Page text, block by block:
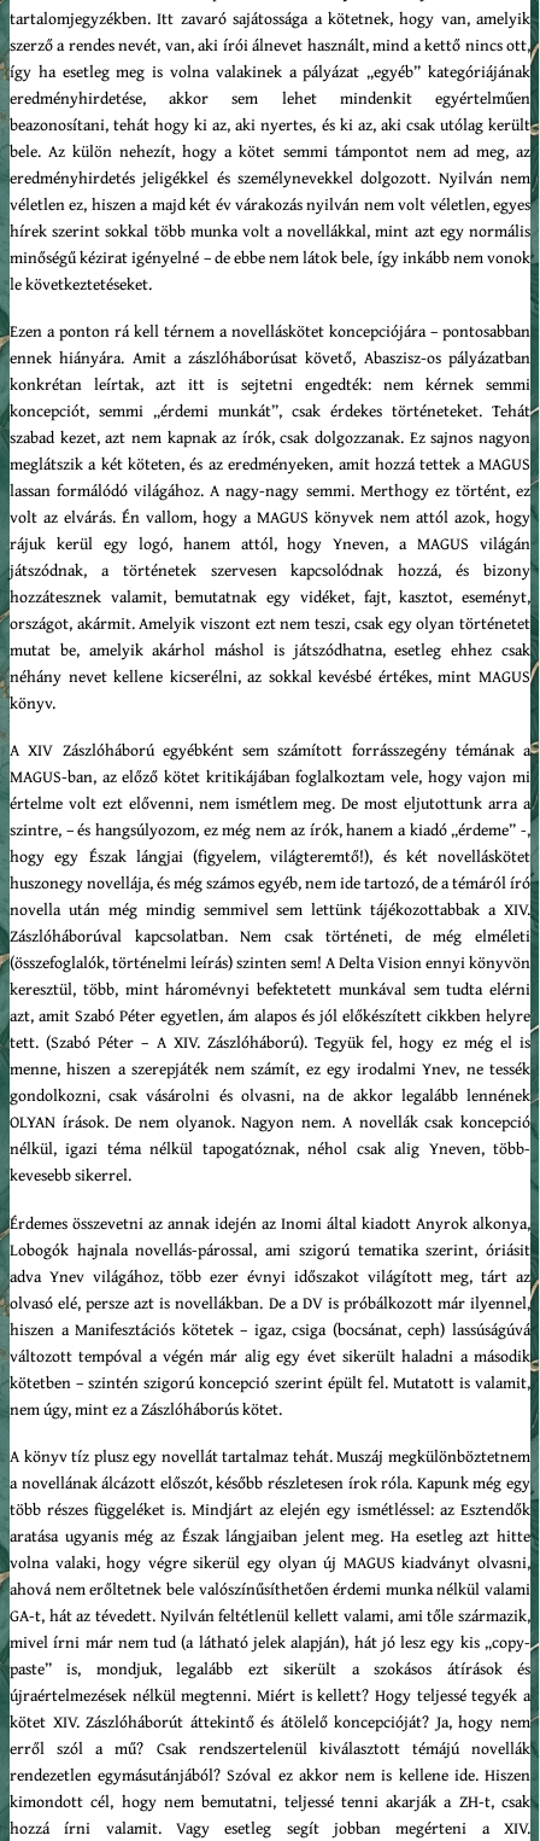
tartalomjegyzékben. Itt zavaró sajátossága a kötetnek, hogy van, amelyik
szerző a rendes nevét, van, aki írói álnevet használt, mind a kettő nincs ott,
így ha esetleg meg is volna valakinek a pályázat „egyéb” kategóriájának
eredményhirdetése, akkor sem lehet mindenkit egyértelműen
beazonosítani, tehát hogy ki az, aki nyertes, és ki az, aki csak utólag került
bele. Az külön nehezít, hogy a kötet semmi támpontot nem ad meg, az
eredményhirdetés jeligékkel és személynevekkel dolgozott. Nyilván nem
véletlen ez, hiszen a majd két év várakozás nyilván nem volt véletlen, egyes
hírek szerint sokkal több munka volt a novellákkal, mint azt egy normális
minőségű kézirat igényelné – de ebbe nem látok bele, így inkább nem vonok
le következtetéseket.
Ezen a ponton rá kell térnem a novelláskötet koncepciójára – pontosabban
ennek hiányára. Amit a zászlóháborúsat követő, Abaszisz-os pályázatban
konkrétan leírtak, azt itt is sejtetni engedték: nem kérnek semmi
koncepciót, semmi „érdemi munkát”, csak érdekes történeteket. Tehát
szabad kezet, azt nem kapnak az írók, csak dolgozzanak. Ez sajnos nagyon
meglátszik a két köteten, és az eredményeken, amit hozzá tettek a MAGUS
lassan formálódó világához. A nagy-nagy semmi. Merthogy ez történt, ez
volt az elvárás. Én vallom, hogy a MAGUS könyvek nem attól azok, hogy
rájuk kerül egy logó, hanem attól, hogy Yneven, a MAGUS világán
játszódnak, a történetek szervesen kapcsolódnak hozzá, és bizony
hozzátesznek valamit, bemutatnak egy vidéket, fajt, kasztot, eseményt,
országot, akármit. Amelyik viszont ezt nem teszi, csak egy olyan történetet
mutat be, amelyik akárhol máshol is játszódhatna, esetleg ehhez csak
néhány nevet kellene kicserélni, az sokkal kevésbé értékes, mint MAGUS
könyv.
A XIV Zászlóháború egyébként sem számított forrásszegény témának a
MAGUS-ban, az előző kötet kritikájában foglalkoztam vele, hogy vajon mi
értelme volt ezt elővenni, nem ismétlem meg. De most eljutottunk arra a
szintre, – és hangsúlyozom, ez még nem az írók, hanem a kiadó „érdeme” -,
hogy egy Észak lángjai (figyelem, világteremtő!), és két novelláskötet
huszonegy novellája, és még számos egyéb, nem ide tartozó, de a témáról író
novella után még mindig semmivel sem lettünk tájékozottabbak a XIV.
Zászlóháborúval kapcsolatban. Nem csak történeti, de még elméleti
(összefoglalók, történelmi leírás) szinten sem! A Delta Vision ennyi könyvön
keresztül, több, mint háromévnyi befektetett munkával sem tudta elérni
azt, amit Szabó Péter egyetlen, ám alapos és jól előkészített cikkben helyre
tett. (Szabó Péter – A XIV. Zászlóháború). Tegyük fel, hogy ez még el is
menne, hiszen a szerepjáték nem számít, ez egy irodalmi Ynev, ne tessék
gondolkozni, csak vásárolni és olvasni, na de akkor legalább lennének
OLYAN írások. De nem olyanok. Nagyon nem. A novellák csak koncepció
nélkül, igazi téma nélkül tapogatóznak, néhol csak alig Yneven, több-
kevesebb sikerrel.
Érdemes összevetni az annak idején az Inomi által kiadott Anyrok alkonya,
Lobogók hajnala novellás-párossal, ami szigorú tematika szerint, óriásit
adva Ynev világához, több ezer évnyi időszakot világított meg, tárt az
olvasó elé, persze azt is novellákban. De a DV is próbálkozott már ilyennel,
hiszen a Manifesztációs kötetek – igaz, csiga (bocsánat, ceph) lassúságúvá
változott tempóval a végén már alig egy évet sikerült haladni a második
kötetben – szintén szigorú koncepció szerint épült fel. Mutatott is valamit,
nem úgy, mint ez a Zászlóháborús kötet.
A könyv tíz plusz egy novellát tartalmaz tehát. Muszáj megkülönböztetnem
a novellának álcázott előszót, később részletesen írok róla. Kapunk még egy
több részes függeléket is. Mindjárt az elején egy ismétléssel: az Esztendők
aratása ugyanis még az Észak lángjaiban jelent meg. Ha esetleg azt hitte
volna valaki, hogy végre sikerül egy olyan új MAGUS kiadványt olvasni,
ahová nem erőltetnek bele valószínűsíthetően érdemi munka nélkül valami
GA-t, hát az tévedett. Nyilván feltétlenül kellett valami, ami tőle származik,
mivel írni már nem tud (a látható jelek alapján), hát jó lesz egy kis „copy-
paste” is, mondjuk, legalább ezt sikerült a szokásos átírások és
újraértelmezések nélkül megtenni. Miért is kellett? Hogy teljessé tegyék a
kötet XIV. Zászlóháborút áttekintő és átölelő koncepcióját? Ja, hogy nem
erről szól a mű? Csak rendszertelenül kiválasztott témájú novellák
rendezetlen egymásutánjából? Szóval ez akkor nem is kellene ide. Hiszen
kimondott cél, hogy nem bemutatni, teljessé tenni akarják a ZH-t, csak
hozzá írni valamit. Vagy esetleg segít jobban megérteni a XIV.